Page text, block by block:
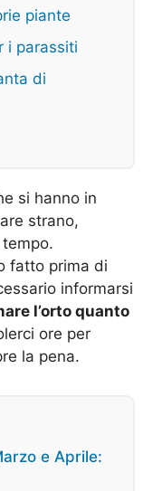
piante
i parassiti
di
si hanno in
strano,
fatto prima di
informarsi
l’orto quanto
ore per
la pena.
e Aprile: